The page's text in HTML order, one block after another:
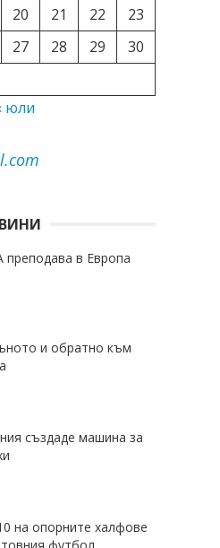
20 21 22
23
27 28 29
30
юли
преподава в Европа
и обратно към
създаде машина за
на опорните халфове